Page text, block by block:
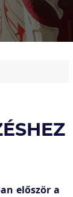
először a